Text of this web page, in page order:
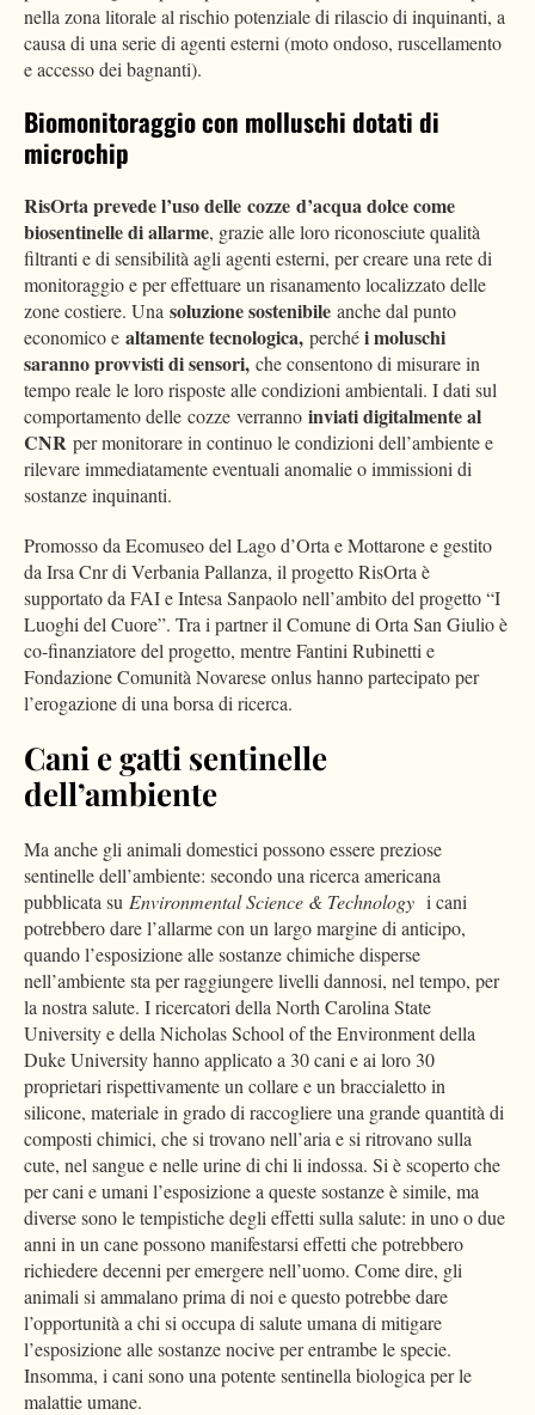
nella zona litorale al rischio potenziale di rilascio di inquinanti, a
causa di una serie di agenti esterni (moto ondoso, ruscellamento
e accesso dei bagnanti).
Biomonitoraggio con molluschi dotati di
microchip
RisOrta prevede l’uso delle cozze d’acqua dolce come
biosentinelle di allarme, grazie alle loro riconosciute qualità
filtranti e di sensibilità agli agenti esterni, per creare una rete di
monitoraggio e per effettuare un risanamento localizzato delle
zone costiere. Una soluzione sostenibile anche dal punto
economico e altamente tecnologica, perchéi moluschi
saranno provvisti di sensori, che consentono di misurare in
tempo reale le loro risposte alle condizioni ambientali. I dati sul
comportamento delle cozze verranno inviati digitalmente al
CNR per monitorare in continuo le condizioni dell’ambiente e
rilevare immediatamente eventuali anomalie o immissioni di
sostanze inquinanti.
Promosso da Ecomuseo del Lago d’Orta e Mottarone e gestito
da Irsa Cnr di Verbania Pallanza, il progetto RisOrta è
supportato da FAI e Intesa Sanpaolo nell’ambito del progetto “I
Luoghi del Cuore”. Tra i partner il Comune di Orta San Giulio è
co-finanziatore del progetto, mentre Fantini Rubinetti e
Fondazione Comunità Novarese onlus hanno partecipato per
l’erogazione di una borsa di ricerca.
Cani e gatti sentinelle
dell’ambiente
Ma anche gli animali domestici possono essere preziose
sentinelle dell’ambiente: secondo una ricerca americana
pubblicata su Environmental Science & Technology i cani
potrebbero dare l’allarme con un largo margine di anticipo,
quando l’esposizione alle sostanze chimiche disperse
nell’ambiente sta per raggiungere livelli dannosi, nel tempo, per
la nostra salute. I ricercatori della North Carolina State
University e della Nicholas School of the Environment della
Duke University hanno applicato a 30 cani e ai loro 30
proprietari rispettivamente un collare e un braccialetto in
silicone, materiale in grado di raccogliere una grande quantità di
composti chimici, che si trovano nell’aria e si ritrovano sulla
cute, nel sangue e nelle urine di chi li indossa. Si è scoperto che
per cani e umani l’esposizione a queste sostanze è simile, ma
diverse sono le tempistiche degli effetti sulla salute: in uno o due
anni in un cane possono manifestarsi effetti che potrebbero
richiedere decenni per emergere nell’uomo. Come dire, gli
animali si ammalano prima di noi e questo potrebbe dare
l’opportunità a chi si occupa di salute umana di mitigare
l’esposizione alle sostanze nocive per entrambe le specie.
Insomma, i cani sono una potente sentinella biologica per le
malattie umane.